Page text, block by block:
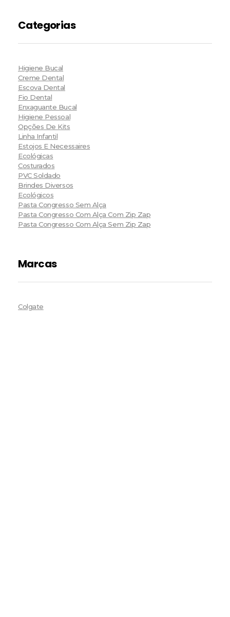
Categorias
Higiene Bucal
Creme Dental
Escova Dental
Fio Dental
Enxaguante Bucal
Higiene Pessoal
Opções De Kits
Linha Infantil
Estojos E Necessaires
Ecológicas
Costurados
PVC Soldado
Brindes Diversos
Ecológicos
Pasta Congresso Sem Alça
Pasta Congresso Com Alça Com Zip Zap
Pasta Congresso Com Alça Sem Zip Zap
Marcas
Colgate